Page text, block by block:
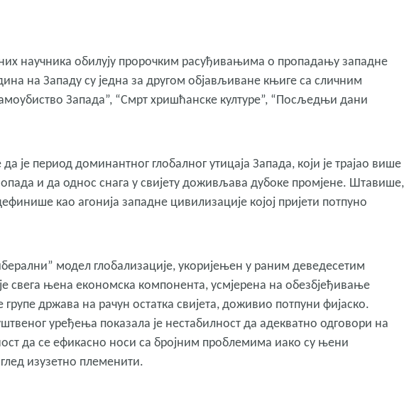
научника обилују пророчким расуђивањима о пропадању западне
на Западу су једна за другом објављиване књиге са сличним
Запада”, “Смрт хришћанске културе”, “Посљедњи дани
да је период доминантног глобалног утицаја Запада, који је трајао више
и да однос снага у свијету доживљава дубоке промјене. Штавише,
као агонија западне цивилизације којој пријети потпуно
модел глобализације, укоријењен у раним деведесетим
свега њена економска компонента, усмјерена на обезбјеђивање
групе држава на рачун остатка свијета, доживио потпуни фијаско.
уређења показала је нестабилност да адекватно одговори на
да се ефикасно носи са бројним проблемима иако су њени
изузетно племенити.